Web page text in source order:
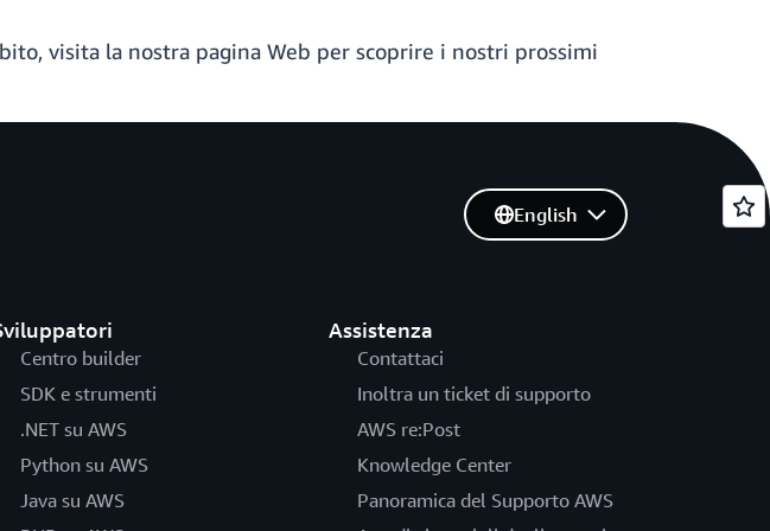
visita la nostra pagina Web per scoprire i nostri prossimi
Centro builder
SDK e strumenti
.NET su AWS
Python su AWS
Java su AWS
Assistenza
Contattaci
Inoltra un ticket di supporto
AWS re:Post
Knowledge Center
Panoramica del Supporto AWS
English